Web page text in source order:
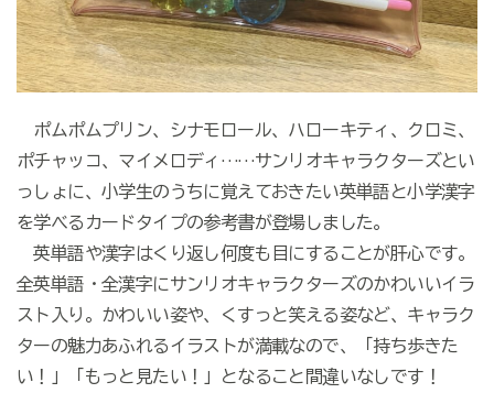
ポムポムプリン、シナモロール、ハローキティ、クロミ、
ポチャッコ、マイメロディ……サンリオキャラクターズとい
っしょに、小学生のうちに覚えておきたい英単語と小学漢字
を学べるカードタイプの参考書が登場しました。
英単語や漢字はくり返し何度も目にすることが肝心です。
全英単語・全漢字にサンリオキャラクターズのかわいいイラ
スト入り。かわいい姿や、くすっと笑える姿など、キャラク
ターの魅力あふれるイラストが満載なので、「持ち歩きた
い！」「もっと見たい！」となること間違いなしです！